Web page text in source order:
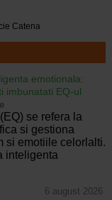
Catena
emotionala:
imbunatati EQ-ul
se refera la
si gestiona
si emotiile celorlalti.
inteligenta
6 august 2026